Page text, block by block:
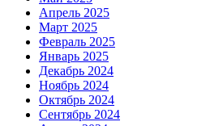
Апрель 2025
Март 2025
Февраль 2025
Январь 2025
Декабрь 2024
Ноябрь 2024
Октябрь 2024
Сентябрь 2024